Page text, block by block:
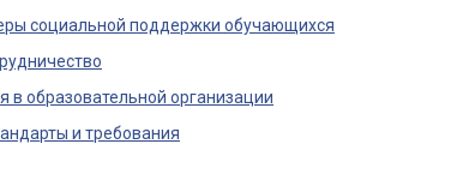
социальной поддержки обучающихся
в образовательной организации
и требования